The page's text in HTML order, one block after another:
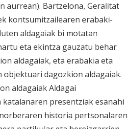
aurrean). Bartzelona, Geralitat
kontsumitzailearen erabaki-
aldagaiak bi motatan
eta ekintza gauzatu behar
aldagaiak, eta erabakia eta
dagozkion aldagaiak.
aldagaiak Aldagai
presentziak esanahi
historia pertsonalaren